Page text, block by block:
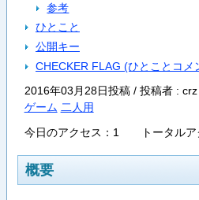
参考
ひとこと
公開キー
CHECKER FLAG (ひとことコメ
2016年03月28日投稿 / 投稿者 :
ゲーム 二人用
今日のアクセス：1 トータルア
概要